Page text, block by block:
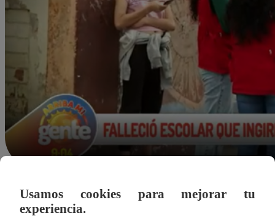
31 de mayo 2023
Usamos cookies para mejorar tu
experiencia.